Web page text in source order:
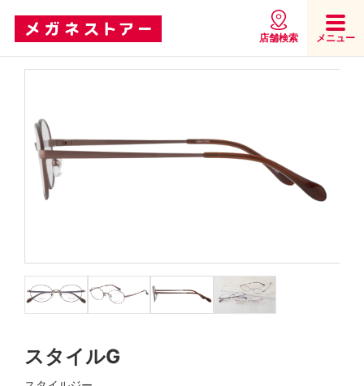
店舗検索 メニュー
スタイルG